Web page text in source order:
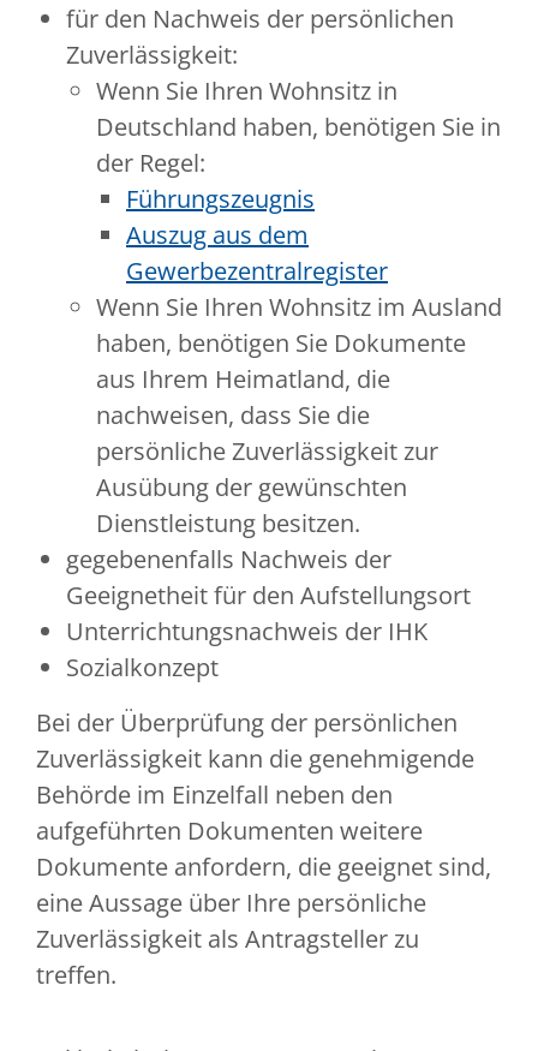
für den Nachweis der persönlichen
Zuverlässigkeit:
Wenn Sie Ihren Wohnsitz in
Deutschland haben, benötigen Sie in
der Regel:
Führungszeugnis
Auszug aus dem
Gewerbezentralregister
Wenn Sie Ihren Wohnsitz im Ausland
haben, benötigen Sie Dokumente
aus Ihrem Heimatland, die
nachweisen, dass Sie die
persönliche Zuverlässigkeit zur
Ausübung der gewünschten
Dienstleistung besitzen.
gegebenenfalls Nachweis der
Geeignetheit für den Aufstellungsort
Unterrichtungsnachweis der IHK
Sozialkonzept
Bei der Überprüfung der persönlichen
Zuverlässigkeit kann die genehmigende
Behörde im Einzelfall neben den
aufgeführten Dokumenten weitere
Dokumente anfordern, die geeignet sind,
eine Aussage über Ihre persönliche
Zuverlässigkeit als Antragsteller zu
treffen.